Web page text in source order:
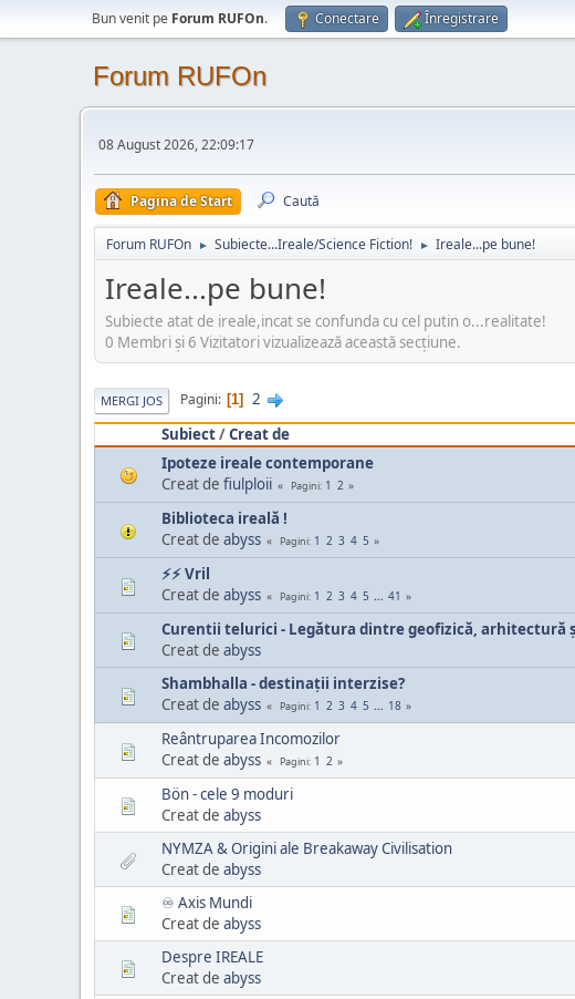
Bun venit pe Forum RUFOn. Conectare Înregistrare
Forum RUFOn
08 August 2026, 22:09:17
Pagina de Start Caută
Forum RUFOn ► Subiecte...Ireale/Science Fiction! ► Ireale...pe bune!
Ireale...pe bune!
Subiecte atat de ireale,incat se confunda cu cel putin o...realitate!
0 Membri şi 6 Vizitatori vizualizează această secțiune.
MERGI JOS Pagini 1
2
Subiect/Creat de
Ipoteze ireale contemporane
Creat de fiulploii Pagini 1 2
Biblioteca ireală !
Creat de abyss Pagini 1 2 3 4 5
⚡⚡ Vril
Creat de abyss Pagini 1 2 3 4 5 ... 41
Curentii telurici - Legătura dintre geofizică, arhitectură
Creat de abyss
Shambhalla - destinații interzise?
Creat de abyss Pagini 1 2 3 4 5 ... 18
Reântruparea Incomozilor
Creat de abyss Pagini 1 2
Bön - cele 9 moduri
Creat de abyss
NYMZA & Origini ale Breakaway Civilisation
Creat de abyss
♾ Axis Mundi
Creat de abyss
Despre IREALE
Creat de abyss